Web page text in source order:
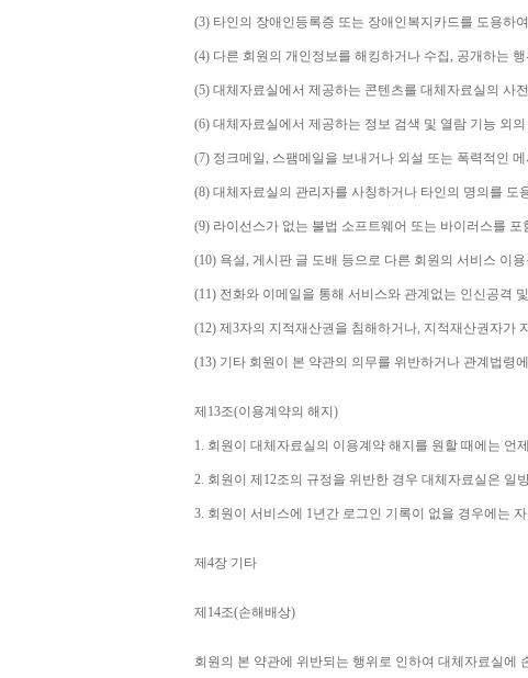
(3) 타인의 장애인등록증 또는 장애인복지카드를 도용하
(4) 다른 회원의 개인정보를 해킹하거나 수집, 공개하는 행
(5) 대체자료실에서 제공하는 콘텐츠를 대체자료실의 사
(6) 대체자료실에서 제공하는 정보 검색 및 열람 기능 외
(7) 정크메일 , 스팸메일을 보내거나 외설 또는 폭력적인
(8) 대체자료실의 관리자를 사칭하거나 타인의 명의를 도
(9) 라이선스가 없는 불법 소프트웨어 또는 바이러스를
(10) 욕설, 게시판 글 도배 등으로 다른 회원의 서비스 이용
(11) 전화와 이메일을 통해 서비스와 관계없는 인신공격
(12) 제 3자의 지적재산권을 침해하거나, 지적재산권자가
(13) 기타 회원이 본 약관의 의무를 위반하거나 관계법령
제 13조(이용계약의 해지 )
1. 회원이 대체자료실의 이용계약 해지를 원할 때에는 언
2. 회원이 제 12조의 규정을 위반한 경우 대체자료실은 일
3. 회원이 서비스에 1년간 로그인 기록이 없을 경우에는
제 4장 기타
제 14조(손해배상)
회원의 본 약관에 위반되는 행위로 인하여 대체자료실에